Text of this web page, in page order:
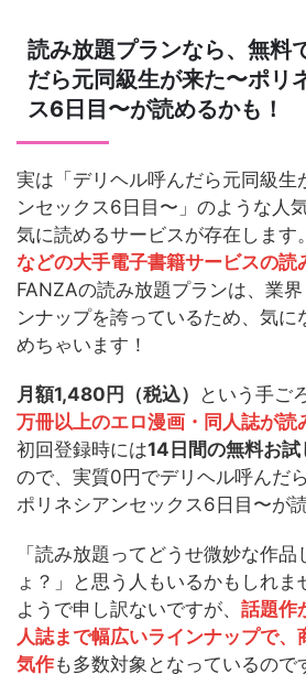
読み放題プランなら、無料
だら元同級生が来た〜ポリ
ス6日目〜が読めるかも！
実は「デリヘル呼んだら元同級生
ンセックス6日目〜」のような人
気に読めるサービスが存在します
などの大手電子書籍サービスの読
FANZAの読み放題プランは、業
ンナップを誇っているため、気に
めちゃいます！
月額1,480円（税込） という手ご
万冊以上のエロ漫画・同人誌が読
初回登録時には14日間の無料お試
ので、実質0円でデリヘル呼んだ
ポリネシアンセックス6日目〜が
「読み放題ってどうせ微妙な作
ょ？」と思う人もいるかもしれま
ようで申し訳ないですが、 話題作
人誌まで幅広いラインナップで、
気作も多数対象となっているので